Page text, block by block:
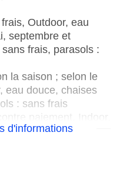
Outdoor, eau
septembre et
frais, parasols :
la saison ; selon le
eau douce, chaises
: sans frais
la saison, dans
d'informations